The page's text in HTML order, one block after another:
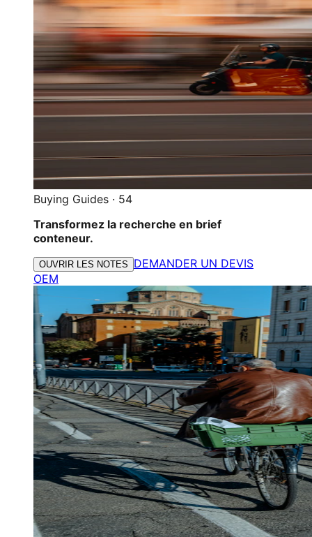
Buying Guides · 54
Transformez la recherche en brief
conteneur.
OUVRIR LES NOTES
DEMANDER UN DEVIS
OEM